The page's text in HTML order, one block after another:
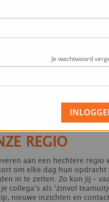
REGIO
aan een hechtere regio
om elke dag hun opdracht
in te zetten. Zo kun jij –
als ‘zinvol
nieuwe inzichten en
Je wachtwoord